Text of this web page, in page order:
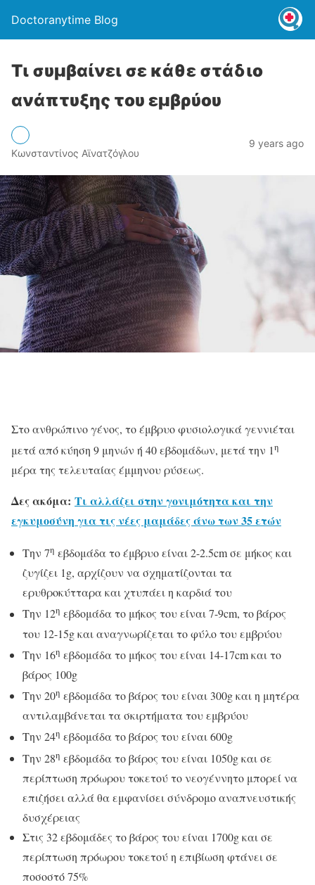
Doctoranytime Blog
Τι συμβαίνει σε κάθε στάδιο
ανάπτυξης του εμβρύου
Κωνσταντίνος Αϊνατζόγλου
9 years ago
Στο ανθρώπινο γένος, το έμβρυο φυσιολογικά γεννιέται
μετά από κύηση 9 μηνών ή 40 εβδομάδων, μετά την 1η
μέρα της τελευταίας έμμηνου ρύσεως.
Δες ακόμα: Τι αλλάζει στην γονιμότητα και την
εγκυμοσύνη για τις νέες μαμάδες άνω των 35 ετών
Την 7η εβδομάδα το έμβρυο είναι 2-2.5cm σε μήκος και
ζυγίζει 1g, αρχίζουν να σχηματίζονται τα
ερυθροκύτταρα και χτυπάει η καρδιά του
Την 12η εβδομάδα το μήκος του είναι 7-9cm, το βάρος
του 12-15g και αναγνωρίζεται το φύλο του εμβρύου
Την 16η εβδομάδα το μήκος του είναι 14-17cm και το
βάρος 100g
Την 20η εβδομάδα το βάρος του είναι 300g και η μητέρα
αντιλαμβάνεται τα σκιρτήματα του εμβρύου
Την 24η εβδομάδα το βάρος του είναι 600g
Την 28η εβδομάδα το βάρος του είναι 1050g και σε
περίπτωση πρόωρου τοκετού το νεογέννητο μπορεί να
επιζήσει αλλά θα εμφανίσει σύνδρομο αναπνευστικής
δυσχέρειας
Στις 32 εβδομάδες το βάρος του είναι 1700g και σε
περίπτωση πρόωρου τοκετού η επιβίωση φτάνει σε
ποσοστό 75%